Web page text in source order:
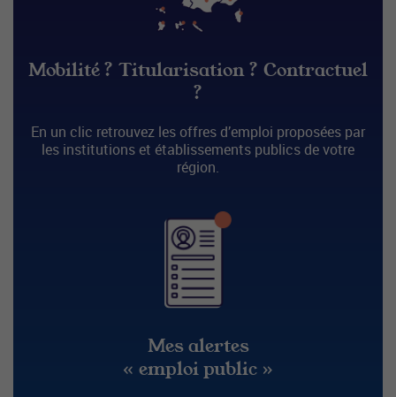
Mobilité ? Titularisation ? Contractuel
?
En un clic retrouvez les offres d’emploi proposées par
les institutions et établissements publics de votre
région.
Mes alertes
« emploi public »